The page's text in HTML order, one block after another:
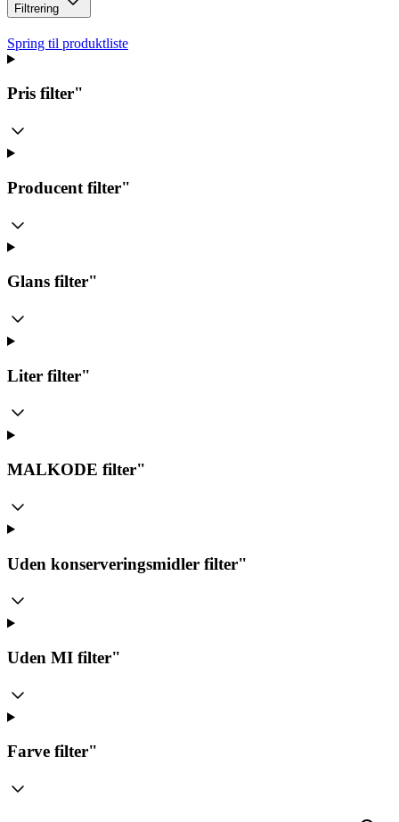
Filtrering
Spring til produktliste
Pris filter"
Producent filter"
Glans filter"
Liter filter"
MALKODE filter"
Uden konserveringsmidler filter"
Uden MI filter"
Farve filter"